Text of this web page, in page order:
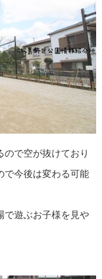
で空が抜けており
今後は変わる可能
で遊ぶお子様を見や